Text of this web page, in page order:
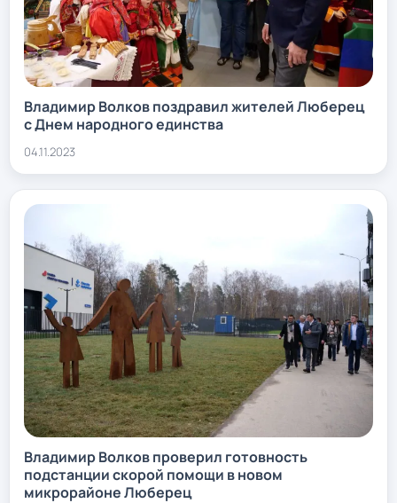
Владимир Волков поздравил жителей Люберец
с Днем народного единства
04.11.2023
Владимир Волков проверил готовность
подстанции скорой помощи в новом
микрорайоне Люберец